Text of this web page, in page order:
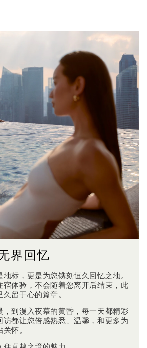
界回忆
地标，更是为您镌刻恒久回忆之地。
宿体验，不会随着您离开后结束，此
留于心的篇章。
，到漫入夜幕的黄昏，每一天都精彩
访都让您倍感熟悉、温馨，和更多为
怀。